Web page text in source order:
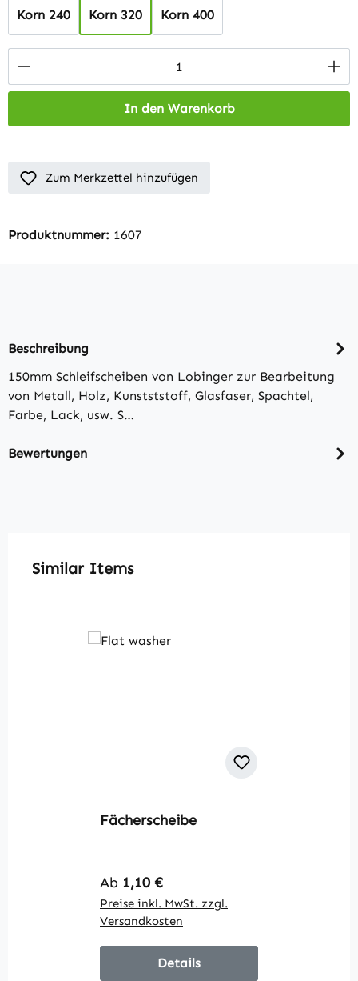
Korn 240 Korn 320 Korn 400
Produkt Anzahl: Gib den gewünschten
In den Warenkorb
Zum Merkzettel hinzufügen
Produktnummer: 1607
Beschreibung
150mm Schleifscheiben von Lobinger zur Bearbeitung
von Metall, Holz, Kunstststoff, Glasfaser, Spachtel,
Farbe, Lack, usw. S…
Bewertungen
Produktgalerie überspringen
Similar Items
Fächerscheibe
Regulärer Preis:
Ab 1,10 €
Preise inkl. MwSt. zzgl.
Versandkosten
Details